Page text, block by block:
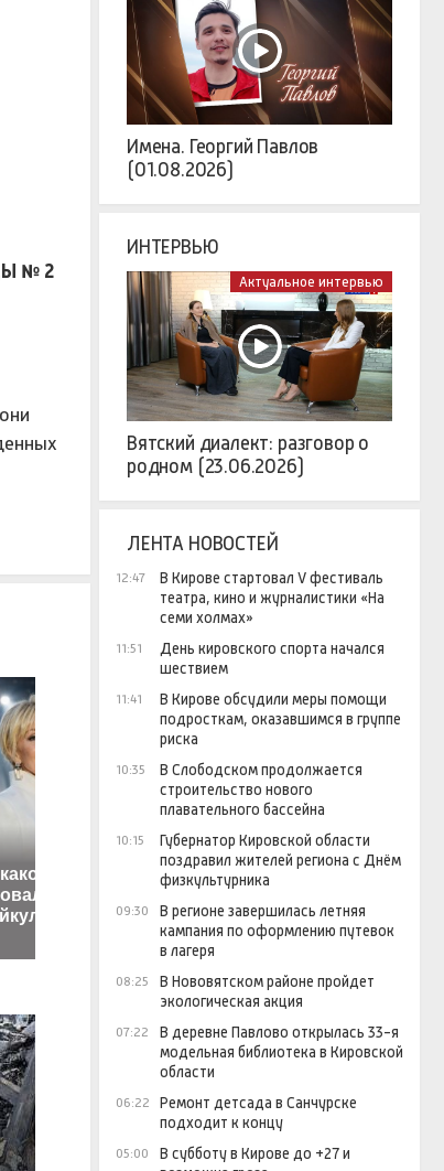
№ 2
Пугачевой.
фестиваля
в Юрмале
Волочкова
рассекретила
нового приятеля,
которому нет даже
30-и
Имена. Георгий Павлов
(01.08.2026)
ИНТЕРВЬЮ
Актуальное интервью
Вятский диалект: разговор о
родном (23.06.2026)
ЛЕНТА НОВОСТЕЙ
12:47
В Кирове стартовал V фестиваль
театра, кино и журналистики «На
семи холмах»
11:51
День кировского спорта начался
шествием
11:41
В Кирове обсудили меры помощи
подросткам, оказавшимся в группе
риска
10:35
В Слободском продолжается
строительство нового
плавательного бассейна
10:15
Губернатор Кировской области
поздравил жителей региона с Днём
физкультурника
09:30
В регионе завершилась летняя
кампания по оформлению путевок
в лагеря
08:25
В Нововятском районе пройдет
экологическая акция
07:22
В деревне Павлово открылась 33-я
модельная библиотека в Кировской
области
06:22
Ремонт детсада в Санчурске
подходит к концу
05:00
В субботу в Кирове до +27 и